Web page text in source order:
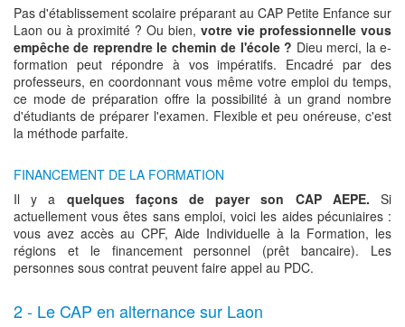
Pas d'établissement scolaire préparant au CAP Petite Enfance sur
Laon ou à proximité ? Ou bien, votre vie professionnelle vous
empêche de reprendre le chemin de l'école ? Dieu merci, la e-
formation peut répondre à vos impératifs. Encadré par des
professeurs, en coordonnant vous même votre emploi du temps,
ce mode de préparation offre la possibilité à un grand nombre
d'étudiants de préparer l'examen. Flexible et peu onéreuse, c'est
la méthode parfaite.
FINANCEMENT DE LA FORMATION
Il y a quelques façons de payer son CAP AEPE. Si
actuellement vous êtes sans emploi, voici les aides pécuniaires :
vous avez accès au CPF, Aide Individuelle à la Formation, les
régions et le financement personnel (prêt bancaire). Les
personnes sous contrat peuvent faire appel au PDC.
2 - Le CAP en alternance sur Laon